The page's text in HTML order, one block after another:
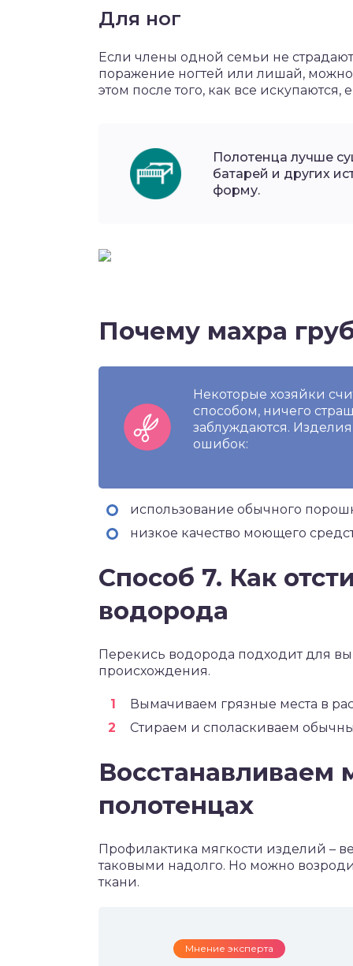
Для ног
Если члены одной семьи не
поражение ногтей или лишай,
этом после того, как все искупаются,
Полотенца лучше
батарей и других
форму.
Почему махра
Некоторые хозяйки
способом, ничего
заблуждаются.
ошибок:
использование обычного
низкое качество моющего
Способ 7. Как
водорода
Перекись водорода подходит для
происхождения.
Вымачиваем грязные места в
Стираем и споласкиваем
Восстанавливаем
полотенцах
Профилактика мягкости изделий –
таковыми надолго. Но можно
ткани.
Мнение эксперта